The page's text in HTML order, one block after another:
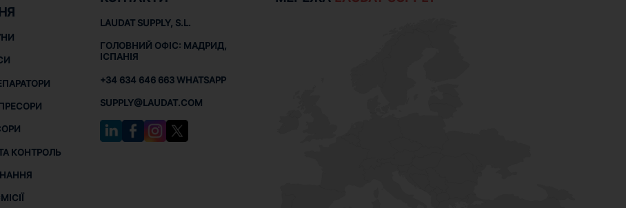
КОНТРОЛЬ
LAUDAT SUPPLY, S.L.
ГОЛОВНИЙ ОФІС: МАДРИД,
ІСПАНІЯ
+34 634 646 663 WHATSAPP
SUPPLY@LAUDAT.COM